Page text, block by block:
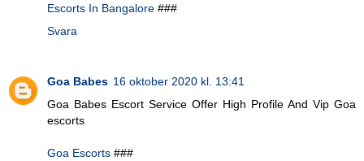
Escorts In Bangalore ###
Svara
Goa Babes 16 oktober 2020 kl. 13:41
Goa Babes Escort Service Offer High Profile And Vip Goa
escorts
Goa Escorts ###